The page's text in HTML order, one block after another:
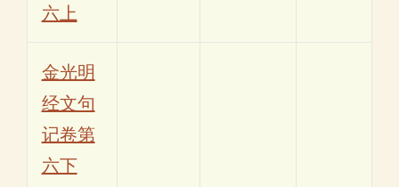
六上
金光明
经文句
记卷第
六下